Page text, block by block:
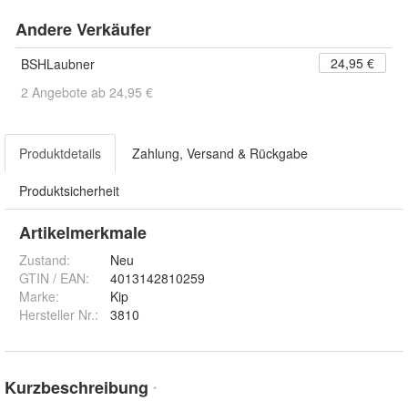
Andere Verkäufer
BSHLaubner
24,95 €
2 Angebote ab 24,95 €
Produktdetails Zahlung, Versand & Rückgabe
Produktsicherheit
Artikelmerkmale
Zustand:
Neu
GTIN / EAN:
4013142810259
Marke:
Kip
Hersteller Nr.:
3810
Kurzbeschreibung *